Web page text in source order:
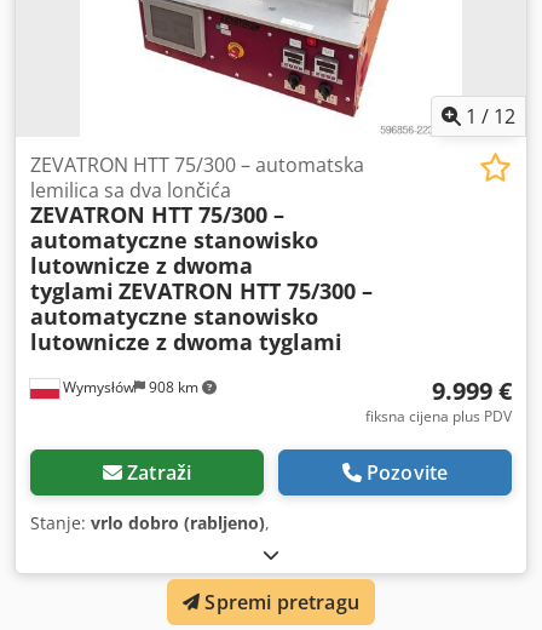
1 / 12
Wymysłów 908 km
ZEVATRON HTT 75/300 – automatska
lemilica sa dva lončića
ZEVATRON HTT 75/300 –
automatyczne stanowisko
lutownicze z dwoma
tyglami ZEVATRON HTT 75/300 –
automatyczne stanowisko
lutownicze z dwoma tyglami
9.999 €
fiksna cijena plus PDV
Zatraži Pozovite
Stanje: vrlo dobro (rabljeno),
Spremi pretragu